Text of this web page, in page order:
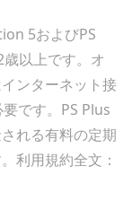
5およびPS
以上です。オ
ンターネット接
です。PS Plus
れる有料の定期
利用規約全文：